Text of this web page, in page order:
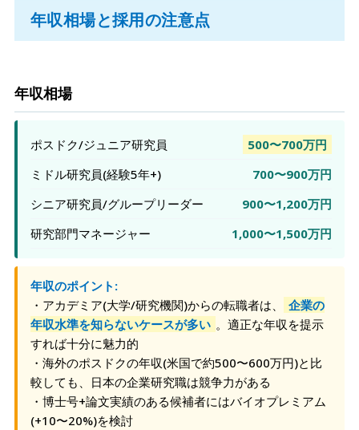
年収相場と採用の注意点
年収相場
ポスドク/ジュニア研究員
500〜700万円
ミドル研究員(経験5年+)
700〜900万円
シニア研究員/グループリーダー
900〜1,200万円
研究部門マネージャー
1,000〜1,500万円
年収のポイント:
・アカデミア(大学/研究機関)からの転職者は、
企業の
年収水準を知らないケースが多い 。適正な年収を提示
すれば十分に魅力的
・海外のポスドクの年収(米国で約500〜600万円)と比
較しても、日本の企業研究職は競争力がある
・博士号+論文実績のある候補者にはバイオプレミアム
(+10〜20%)を検討